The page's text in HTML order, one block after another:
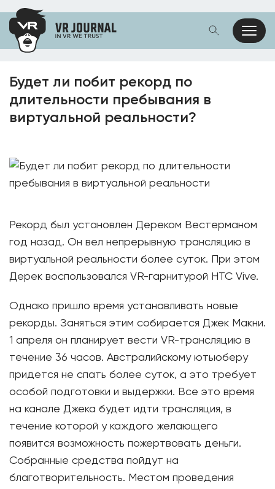
Будет ли побит рекорд по
длительности пребывания в
виртуальной реальности?
Рекорд был установлен Дереком Вестерманом
год назад. Он вел непрерывную трансляцию в
виртуальной реальности более суток. При этом
Дерек воспользовался VR-гарнитурой HTC Vive.
Однако пришло время устанавливать новые
рекорды. Заняться этим собирается Джек Макни.
1 апреля он планирует вести VR-трансляцию в
течение 36 часов. Австралийскому ютьюберу
придется не спать более суток, а это требует
особой подготовки и выдержки. Все это время
на канале Джека будет идти трансляция, в
течение которой у каждого желающего
появится возможность пожертвовать деньги.
Собранные средства пойдут на
благотворительность. Местом проведения